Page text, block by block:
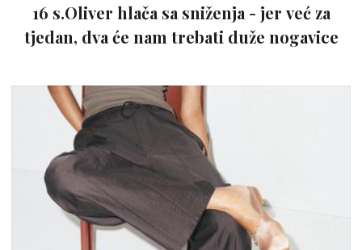
16 s.Oliver hlača sa sniženja - jer već za
tjedan, dva će nam trebati duže nogavice